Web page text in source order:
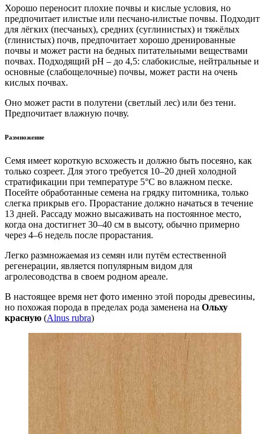
Хорошо переносит плохие почвы и кислые условия, но
предпочитает илистые или песчано-илистые почвы. Подходит
для лёгких (песчаных), средних (суглинистых) и тяжёлых
(глинистых) почв, предпочитает хорошо дренированные
почвы и может расти на бедных питательными веществами
почвах. Подходящий рН – до 4,5: слабокислые, нейтральные и
основные (слабощелочные) почвы, может расти на очень
кислых почвах.
Оно может расти в полутени (светлый лес) или без тени.
Предпочитает влажную почву.
Размножение
Семя имеет короткую всхожесть и должно быть посеяно, как
только созреет. Для этого требуется 10–20 дней холодной
стратификации при температуре 5°C во влажном песке.
Посейте обработанные семена на грядку питомника, только
слегка прикрыв его. Прорастание должно начаться в течение
13 дней. Рассаду можно высаживать на постоянное место,
когда она достигнет 30–40 см в высоту, обычно примерно
через 4–6 недель после прорастания.
Легко размножаемая из семян или путём естественной
регенерации, является популярным видом для
агролесоводства в своем родном ареале.
В настоящее время нет фото именно этой породы древесины,
но похожая порода в пределах рода заменена на Ольху
красную (Alnus rubra)